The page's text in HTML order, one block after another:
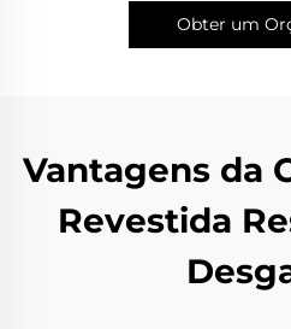
Obter um
Vantagens da
Revestida